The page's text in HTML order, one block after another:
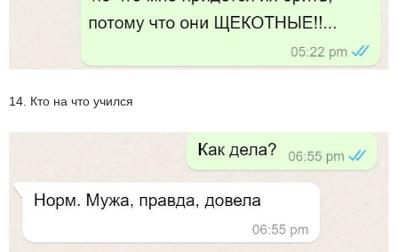
14. Кто на что учился